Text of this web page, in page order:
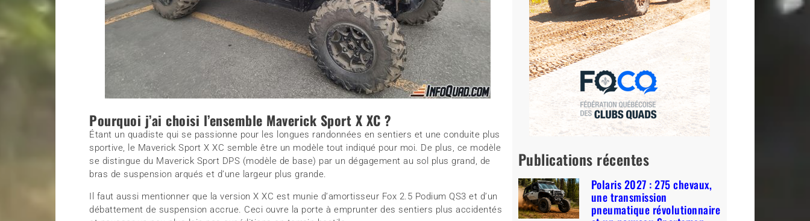
Pourquoi j’ai choisi l’ensemble Maverick Sport X XC ?
Étant un quadiste qui se passionne pour les longues randonnées en sentiers et une conduite plus
sportive, le Maverick Sport X XC semble être un modèle tout indiqué pour moi. De plus, ce modèle
se distingue du Maverick Sport DPS (modèle de base) par un dégagement au sol plus grand, de
bras de suspension arqués et d’une largeur plus grande.
Il faut aussi mentionner que la version X XC est munie d’amortisseur Fox 2.5 Podium QS3 et d’un
débattement de suspension accrue. Ceci ouvre la porte à emprunter des sentiers plus accidentés
Publications récentes
Polaris 2027 : 275 chevaux,
une transmission
pneumatique révolutionnaire